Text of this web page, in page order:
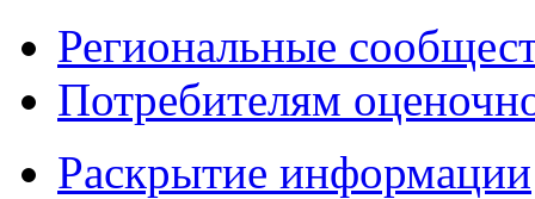
Региональные
Потребителям
Раскрытие информации